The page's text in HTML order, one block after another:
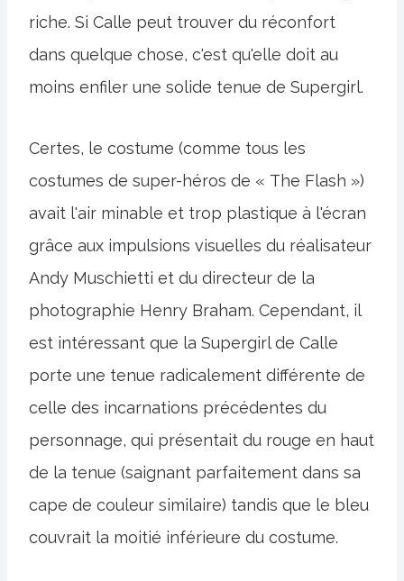
riche. Si Calle peut trouver du réconfort
dans quelque chose, c'est qu'elle doit au
moins enfiler une solide tenue de Supergirl.
Certes, le costume (comme tous les
costumes de super-héros de « The Flash »)
avait l'air minable et trop plastique à l'écran
grâce aux impulsions visuelles du réalisateur
Andy Muschietti et du directeur de la
photographie Henry Braham. Cependant, il
est intéressant que la Supergirl de Calle
porte une tenue radicalement différente de
celle des incarnations précédentes du
personnage, qui présentait du rouge en haut
de la tenue (saignant parfaitement dans sa
cape de couleur similaire) tandis que le bleu
couvrait la moitié inférieure du costume.